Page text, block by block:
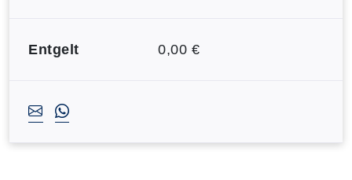
Entgelt 0,00 €